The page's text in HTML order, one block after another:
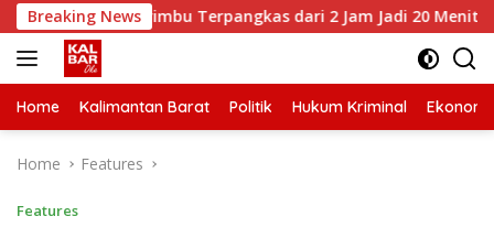
Skip
to
content
Breaking News
Serimbu Terpangkas dari 2 Jam Jadi 20 Menit
Home Kalimantan Barat Politik Hukum Kriminal Ekonomi
Home Features
Features